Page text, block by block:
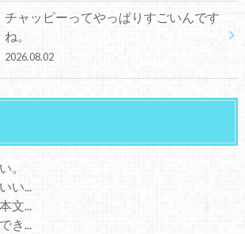
チャッピーってやっぱりすごいんです
ね。
2026.08.02
。
...
文...
...